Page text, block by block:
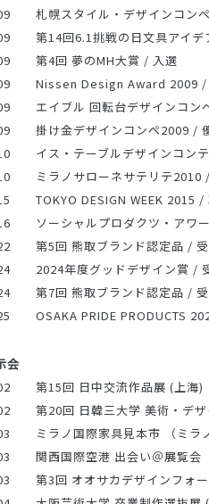
札幌スタイル・デザインコン
第14回6.1挑戦の日文具アイデ
第4回 夢のMH大賞 / 入選
Nissen Design Award 2009 /
エイブル 回転台デザインコン
掛け金デザインコンペ2009 /
イス・テーブルデザインコンテ
ミラノサローネサテリテ2010 /
TOKYO DESIGN WEEK 2015 /
ソーシャルプロダクツ・アワー
第5回 熊取ブランド認定品 / 受
2024年度グッドデザイン賞 /
第7回 熊取ブランド認定品 /
OSAKA PRIDE PRODUCTS
会
第15回 日中交流作品展 (上海)
第20回 日韓三大学 美術・デザ
ミラノ国際家具見本市 （ミラノ
関西国際空港 出会い＠展覧会
第3回 オオサカデザインフォー